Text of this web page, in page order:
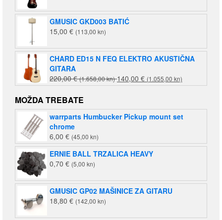
GMUSIC GKD003 BATIĆ
15,00 € (113,00 kn)
CHARD ED15 N FEQ ELEKTRO AKUSTIČNA
GITARA
220,00€ (1.658,00 kn)Izvorna
cijena
je:
220,00 €
140,00 € (1.055,00 kn)
cijena
140,00 €
(1.055,00
MOŽDA TREBATE
warrparts Humbucker Pickup mount set
chrome
6,00 € (45,00 kn)
ERNIE BALL TRZALICA HEAVY
0,70 € (5,00 kn)
GMUSIC GP02 MAŠINICE ZA GITARU
18,80 € (142,00 kn)